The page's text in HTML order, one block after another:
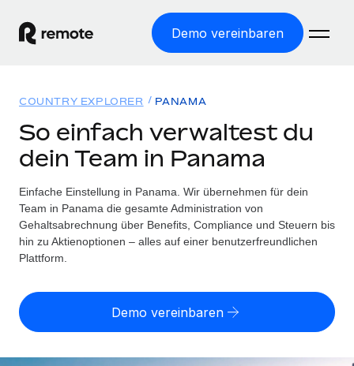
Demo vereinbaren
WELTWEITE BESCHÄFTIGUNG
Globale Payroll
Einfache, rechtssicher Payroll
Employer of Record
Weltweites Wachstum ohne Kosten für Niederlassungen
Contractor of Record
Rechtssichere, weltweite Arbeit mit Freelancer:innen
Globales Onboarding und Verwalten von
Lösungen
WELTWEITE ABDECKUNG
Country Explorer
Länderspezifische Unterstützung bei der Einstellung
Einfache Einstellung in allen US-Bundesstaaten
Ressourcen
TOOLS UND RECHNER
Scheinselbstständigkeitsrisiko berechnen
Personalkostenrechner
Preise
COUNTRY EXPLORER PANAMA
So einfach verwaltest du
dein Team in Panama
Einfache Einstellung in Panama. Wir übernehmen für dein
Team in Panama die gesamte Administration von
Gehaltsabrechnung über Benefits, Compliance und Steuern bis
hin zu Aktienoptionen – alles auf einer benutzerfreundlichen
Plattform.
Demo vereinbaren